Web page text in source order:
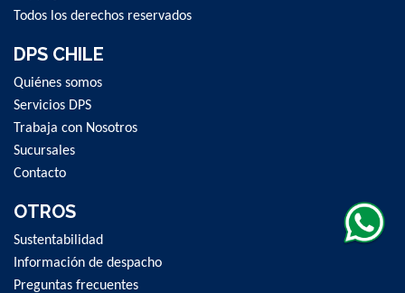
Todos los derechos reservados
DPS CHILE
Quiénes somos
Servicios DPS
Trabaja con Nosotros
Sucursales
Contacto
OTROS
Sustentabilidad
Información de despacho
Preguntas frecuentes